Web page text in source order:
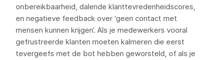
onbereikbaarheid, dalende klanttevredenheidscores,
en negatieve feedback over ‘geen contact met
mensen kunnen krijgen’. Als je medewerkers vooral
gefrustreerde klanten moeten kalmeren die eerst
tevergeefs met de bot hebben geworsteld, of als je